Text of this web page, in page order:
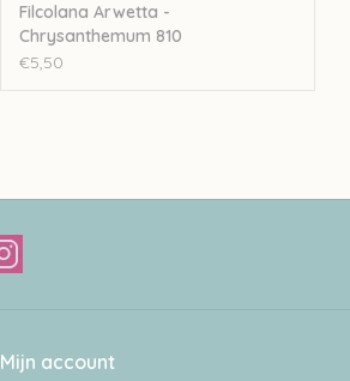
Filcolana Arwetta -
Chrysanthemum 810
€5,50
Mijn account